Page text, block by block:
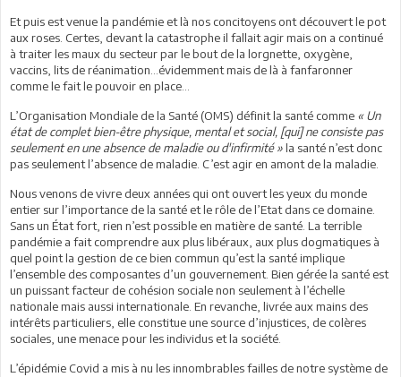
Et puis est venue la pandémie et là nos concitoyens ont découvert le pot
aux roses. Certes, devant la catastrophe il fallait agir mais on a continué
à traiter les maux du secteur par le bout de la lorgnette, oxygène,
vaccins, lits de réanimation…évidemment mais de là à fanfaronner
comme le fait le pouvoir en place...
L’Organisation Mondiale de la Santé (OMS) définit la santé comme « Un
état de complet bien-être physique, mental et social, [qui] ne consiste pas
seulement en une absence de maladie ou d'infirmité »la santé n’est donc
pas seulement l’absence de maladie. C’est agir en amont de la maladie.
Nous venons de vivre deux années qui ont ouvert les yeux du monde
entier sur l’importance de la santé et le rôle de l’Etat dans ce domaine.
Sans un État fort, rien n’est possible en matière de santé. La terrible
pandémie a fait comprendre aux plus libéraux, aux plus dogmatiques à
quel point la gestion de ce bien commun qu’est la santé implique
l’ensemble des composantes d’un gouvernement. Bien gérée la santé est
un puissant facteur de cohésion sociale non seulement à l’échelle
nationale mais aussi internationale. En revanche, livrée aux mains des
intérêts particuliers, elle constitue une source d’injustices, de colères
sociales, une menace pour les individus et la société.
L’épidémie Covid a mis à nu les innombrables failles de notre système de